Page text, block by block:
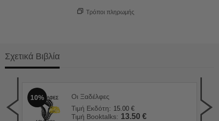
Τρόποι πληρωμής
Σχετικά Βιβλία
10%
Οι Ξαδέλφες
Τιμή Εκδότη: 15.00 €
Τιμή Booktalks: 13.50 €